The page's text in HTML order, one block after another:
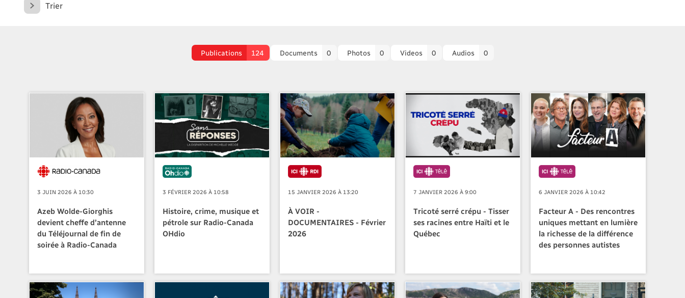
Trier
Publications 124 Documents 0 Photos 0 Videos 0 Audios 0
3 JUIN 2026 À 10:30
Azeb Wolde-Giorghis
devient cheffe d’antenne
du Téléjournal de fin de
soirée à Radio-Canada
3 FÉVRIER 2026 À 10:58
Histoire, crime, musique et
pétrole sur Radio-Canada
OHdio
15 JANVIER 2026 À 13:20
À VOIR -
DOCUMENTAIRES - Février
2026
7 JANVIER 2026 À 9:00
Tricoté serré crépu - Tisser
ses racines entre Haïti et le
Québec
6 JANVIER 2026 À 10:42
Facteur A - Des rencontres
uniques mettant en lumière
la richesse de la différence
des personnes autistes